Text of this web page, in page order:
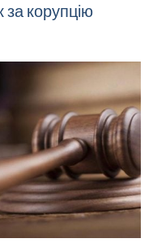
корупцію